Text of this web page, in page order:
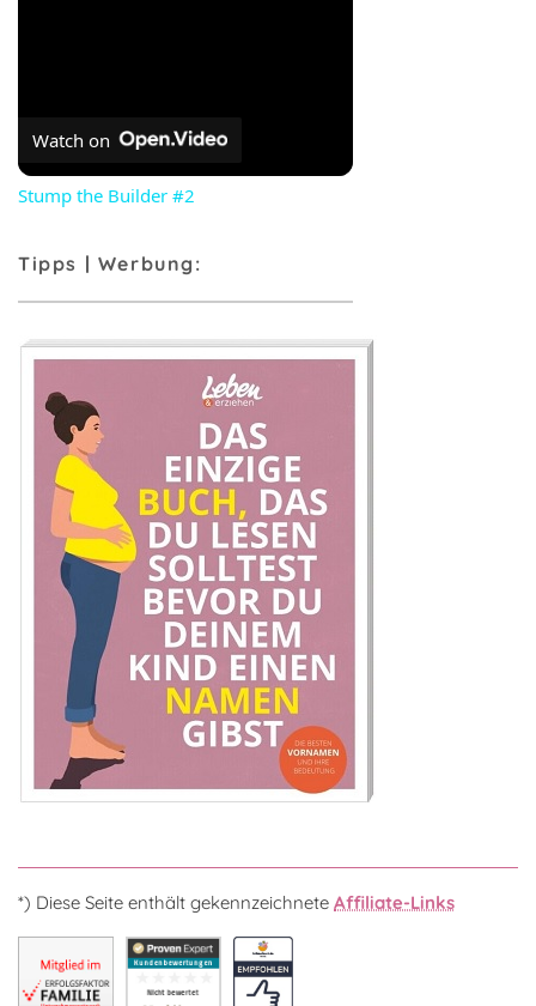
Watch on
Stump the Builder #2
Tipps | Werbung:
*) Diese Seite enthält gekennzeichnete Affiliate-Links